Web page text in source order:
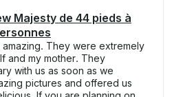
Majesty de 44 pieds à
amazing. They were extremely
and my mother. They
with us as soon as we
pictures and offered us